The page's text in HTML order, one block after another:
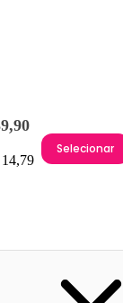
Selecionar